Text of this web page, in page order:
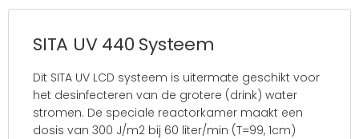
SITA UV 440 Systeem
Dit SITA UV LCD systeem is uitermate geschikt voor
het desinfecteren van de grotere (drink) water
stromen. De speciale reactorkamer maakt een
dosis van 300 J/m2 bij 60 liter/min (T=99, 1cm)